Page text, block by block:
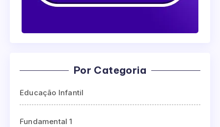
Por Categoria
Educação Infantil
Fundamental 1